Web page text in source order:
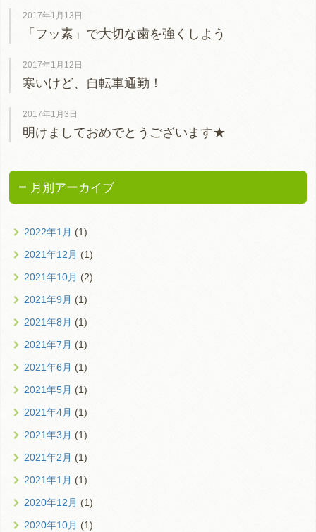
2017年1月13日
「フッ素」で大切な歯を強くしよう
2017年1月12日
寒いけど、自転車通勤！
2017年1月3日
明けましておめでとうございます★
月別アーカイブ
2022年1月 (1)
2021年12月 (1)
2021年10月 (2)
2021年9月 (1)
2021年8月 (1)
2021年7月 (1)
2021年6月 (1)
2021年5月 (1)
2021年4月 (1)
2021年3月 (1)
2021年2月 (1)
2021年1月 (1)
2020年12月 (1)
2020年10月 (1)